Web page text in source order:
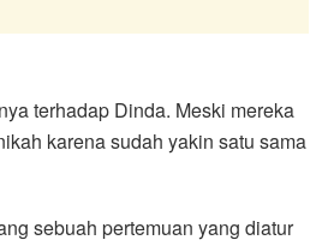
terhadap Dinda. Meski mereka
karena sudah yakin satu sama
sebuah pertemuan yang diatur